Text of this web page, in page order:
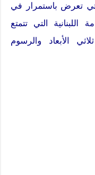
تعرض باستمرار في
اللبنانية التي تتمتع
الأبعاد والرسوم